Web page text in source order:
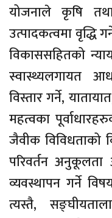
योजनाले कृषि
उत्पादकत्वमा वृद्धि
विकाससहितको
स्वास्थ्यलगायत
विस्तार गर्ने,
महत्वका
जैवीक विविधताको
परिवर्तन अनुकूलता
व्यवस्थापन गर्ने
त्यस्तै,